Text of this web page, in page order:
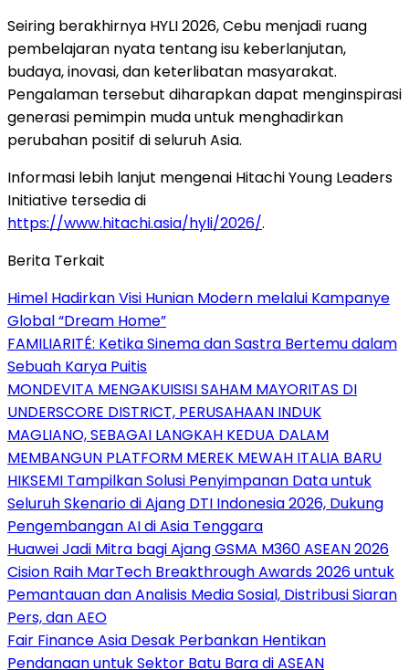
Seiring berakhirnya HYLI 2026, Cebu menjadi ruang
pembelajaran nyata tentang isu keberlanjutan,
budaya, inovasi, dan keterlibatan masyarakat.
Pengalaman tersebut diharapkan dapat menginspirasi
generasi pemimpin muda untuk menghadirkan
perubahan positif di seluruh Asia.
Informasi lebih lanjut mengenai Hitachi Young Leaders
Initiative tersedia di
https://www.hitachi.asia/hyli/2026/.
Berita Terkait
Himel Hadirkan Visi Hunian Modern melalui Kampanye
Global “Dream Home”
FAMILIARITÉ: Ketika Sinema dan Sastra Bertemu dalam
Sebuah Karya Puitis
MONDEVITA MENGAKUISISI SAHAM MAYORITAS DI
UNDERSCORE DISTRICT, PERUSAHAAN INDUK
MAGLIANO, SEBAGAI LANGKAH KEDUA DALAM
MEMBANGUN PLATFORM MEREK MEWAH ITALIA BARU
HIKSEMI Tampilkan Solusi Penyimpanan Data untuk
Seluruh Skenario di Ajang DTI Indonesia 2026, Dukung
Pengembangan AI di Asia Tenggara
Huawei Jadi Mitra bagi Ajang GSMA M360 ASEAN 2026
Cision Raih MarTech Breakthrough Awards 2026 untuk
Pemantauan dan Analisis Media Sosial, Distribusi Siaran
Pers, dan AEO
Fair Finance Asia Desak Perbankan Hentikan
Pendanaan untuk Sektor Batu Bara di ASEAN